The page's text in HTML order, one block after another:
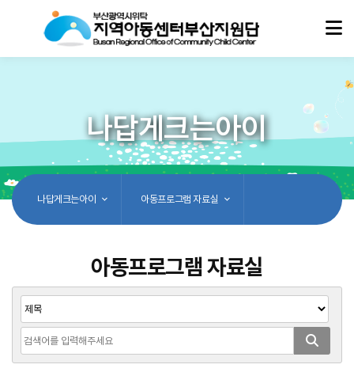
나답게크는아이
나답게크는아이 아동프로그램 자료실
아동프로그램 자료실